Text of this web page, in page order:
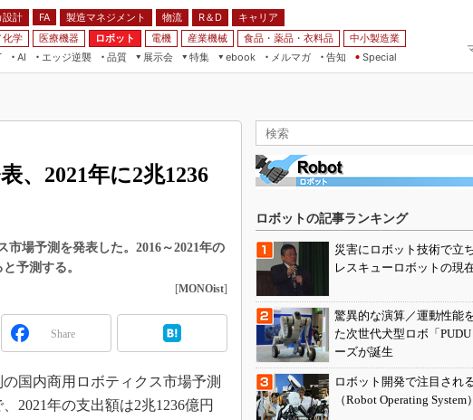
設計 FA 製造マネジメント 物流 R＆D
キャリア
化学 医療機器 ロボット 電機 産業機械 食品・薬品・衣料品
中小製造業
AI
エッジ逆襲 品質
展示会
FRONTIER
場EXPO
WORLD
特集
VR／AR
組み込み画像技術
組み込みモデリング
車載ソフト開発
ISO26262
無償設計ツール
3Dプリンタ
ebook
メルマガ
告知 Special
、2021年に2兆1236
場予測を発表した。2016～2021年の
予測する。
[MONOist]
Share
国内商用ロボティクス市場予測
2021年の支出額は2兆1236億円
ロボットの記事ランキング
災害にロボット技術で立
レスキューロボットの現
驚異的な演算／運動性能
た次世代犬型ロボ「PUDU
ーズが誕生
ロボット開発で注目される
（Robot Operating